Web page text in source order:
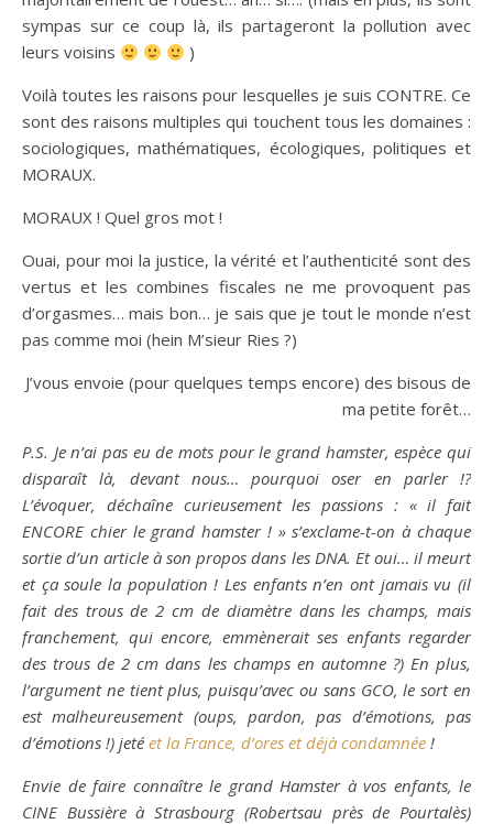
sympas sur ce coup là, ils partageront la pollution avec
leurs voisins
)
Voilà toutes les raisons pour lesquelles je suis CONTRE. Ce
sont des raisons multiples qui touchent tous les domaines :
sociologiques, mathématiques, écologiques, politiques et
MORAUX.
MORAUX ! Quel gros mot !
Ouai, pour moi la justice, la vérité et l’authenticité sont des
vertus et les combines fiscales ne me provoquent pas
d’orgasmes… mais bon… je sais que je tout le monde n’est
pas comme moi (hein M’sieur Ries ?)
J’vous envoie (pour quelques temps encore) des bisous de
ma petite forêt…
P.S. Je n’ai pas eu de mots pour le grand hamster, espèce qui
disparaît là, devant nous… pourquoi oser en parler !?
L’évoquer, déchaîne curieusement les passions : « il fait
ENCORE chier le grand hamster ! » s’exclame-t-on à chaque
sortie d’un article à son propos dans les DNA. Et oui… il meurt
et ça soule la population ! Les enfants n’en ont jamais vu (il
fait des trous de 2 cm de diamètre dans les champs, mais
franchement, qui encore, emmènerait ses enfants regarder
des trous de 2 cm dans les champs en automne ?) En plus,
l’argument ne tient plus, puisqu’avec ou sans GCO, le sort en
est malheureusement (oups, pardon, pas d’émotions, pas
d’émotions !) jeté et la France, d’ores et déjà condamnée !
Envie de faire connaître le grand Hamster à vos enfants, le
CINE Bussière à Strasbourg (Robertsau près de Pourtalès)